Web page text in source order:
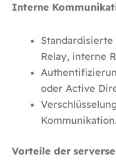
Interne
Standardisierte
Relay, interne
oder Active
Kommunikation.
Vorteile der